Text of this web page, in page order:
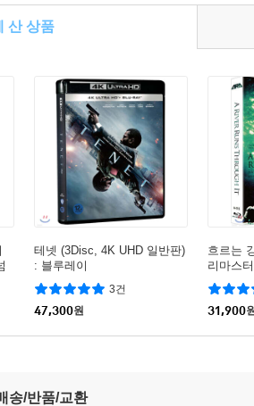
산 상품
테넷 (3Disc, 4K UHD 일반판)
: 블루레이
3건
47,300원
흐르는
리마스
31,900
송/반품/교환